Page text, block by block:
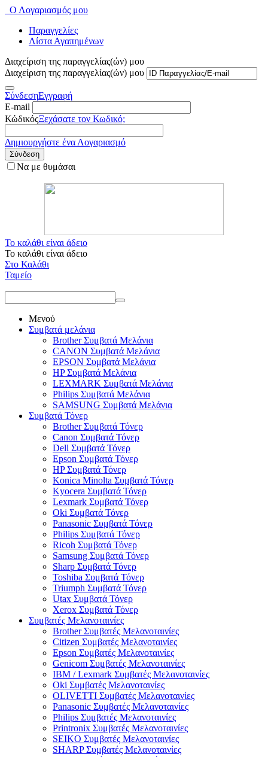
Ο Λογαριασμός μου
Παραγγελίες
Λίστα Αγαπημένων
Διαχείριση της παραγγελίας(ών) μου
Διαχείριση της παραγγελίας(ών) μου
ΣύνδεσηΕγγραφή
E-mail
ΚώδικόςΞεχάσατε τον Κωδικό;
Δημιουργήστε ένα Λογαριασμό
Σύνδεση
Να με θυμάσαι
Το καλάθι είναι άδειο
Το καλάθι είναι άδειο
Στο Καλάθι
Ταμείο
Μενού
Συμβατά μελάνια
Brother Συμβατά Μελάνια
CANON Συμβατά Μελάνια
EPSON Συμβατά Μελάνια
HP Συμβατά Μελάνια
LEXMARK Συμβατά Μελάνια
Philips Συμβατά Μελάνια
SAMSUNG Συμβατά Μελάνια
Συμβατά Τόνερ
Brother Συμβατά Τόνερ
Canon Συμβατά Τόνερ
Dell Συμβατά Τόνερ
Epson Συμβατά Τόνερ
HP Συμβατά Τόνερ
Konica Minolta Συμβατά Τόνερ
Kyocera Συμβατά Τόνερ
Lexmark Συμβατά Τόνερ
Oki Συμβατά Τόνερ
Panasonic Συμβατά Τόνερ
Philips Συμβατά Τόνερ
Ricoh Συμβατά Τόνερ
Samsung Συμβατά Τόνερ
Sharp Συμβατά Τόνερ
Toshiba Συμβατά Τόνερ
Triumph Συμβατά Τόνερ
Utax Συμβατά Τόνερ
Xerox Συμβατά Τόνερ
Συμβατές Μελανοταινίες
Brother Συμβατές Μελανοταινίες
Citizen Συμβατές Μελανοταινίες
Epson Συμβατές Μελανοταινίες
Genicom Συμβατές Μελανοταινίες
IBM / Lexmark Συμβατές Μελανοταινίες
Oki Συμβατές Μελανοταινίες
OLIVETTI Συμβατές Μελανοταινίες
Panasonic Συμβατές Μελανοταινίες
Philips Συμβατές Μελανοταινίες
Printronix Συμβατές Μελανοταινίες
SEIKO Συμβατές Μελανοταινίες
SHARP Συμβατές Μελανοταινίες